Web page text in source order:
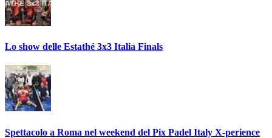
Lo show delle Estathé 3x3 Italia Finals
Spettacolo a Roma nel weekend del Pix Padel Italy X-perience